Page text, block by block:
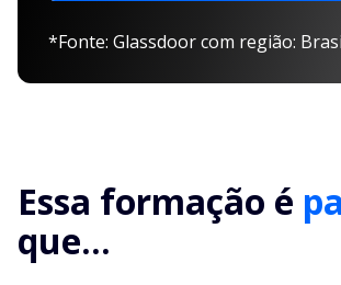
*Fonte: Glassdoor com região:
Essa formação é
que...